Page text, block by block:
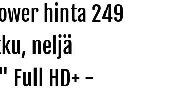
hinta 249
neljä
Full HD+ -